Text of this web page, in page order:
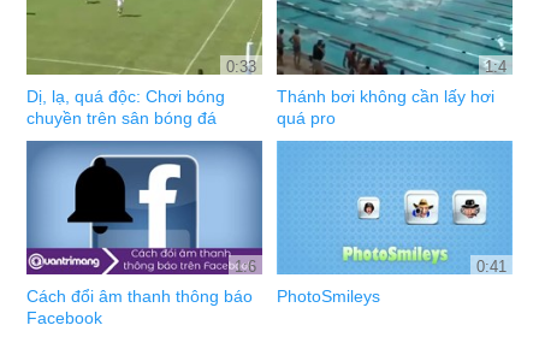
0:33
Dị, lạ, quá độc: Chơi bóng
chuyền trên sân bóng đá
1:4
Thánh bơi không cần lấy hơi
quá pro
1:6
Cách đổi âm thanh thông báo
Facebook
0:41
PhotoSmileys